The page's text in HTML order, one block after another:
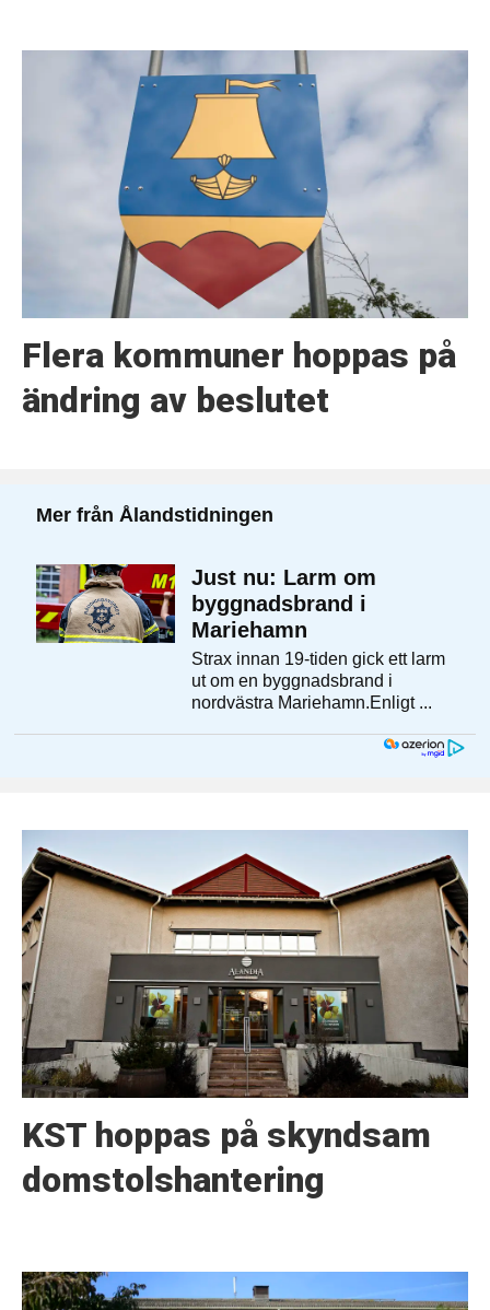
Flera kommuner hoppas på
ändring av beslutet
KST hoppas på skyndsam
domstolshantering